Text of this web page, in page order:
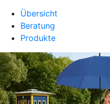
Übersicht
Beratung
Produkte